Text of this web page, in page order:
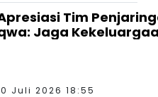
Tim
Jaga
Juli 2026 18:55